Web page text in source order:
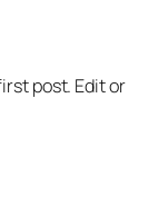
post. Edit or